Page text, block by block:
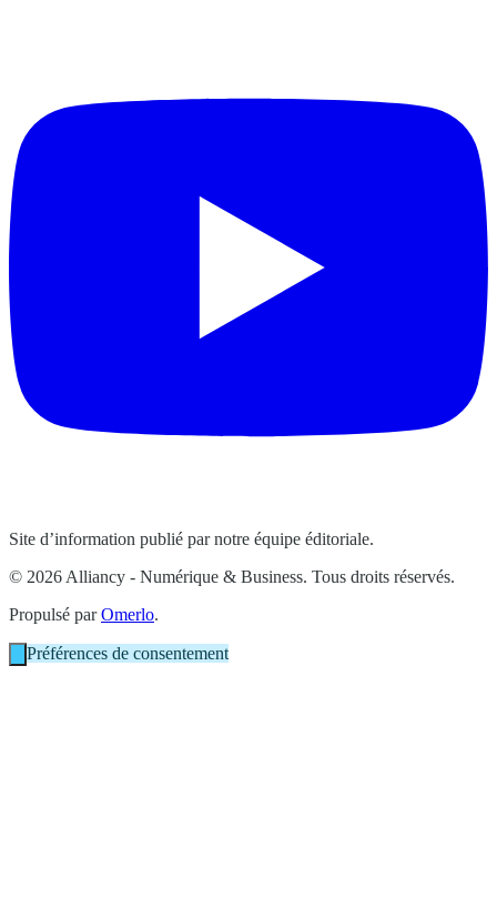
Site d’information publié par notre équipe éditoriale.
© 2026 Alliancy - Numérique & Business. Tous droits réservés.
Propulsé parOmerlo.
Préférences de consentement